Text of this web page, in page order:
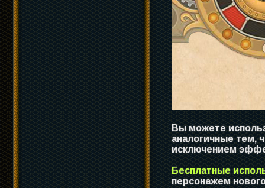
Вы можете
аналогичные тем,
исключением
Бесплатные
персонажем